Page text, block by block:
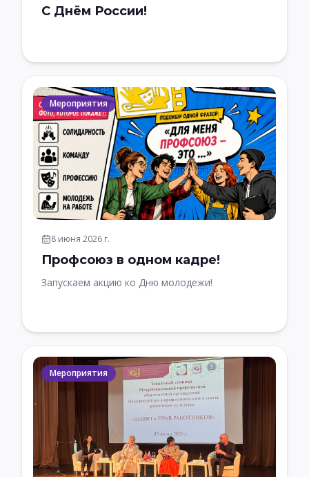
С Днём России!
Мероприятия
8 июня 2026 г.
Профсоюз в одном кадре!
Запускаем акцию ко Дню молодежи!
Мероприятия